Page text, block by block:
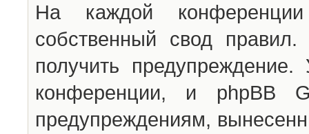
На каждой конференции
собственный свод
получить
конференции, и phpBB
предупреждениям,